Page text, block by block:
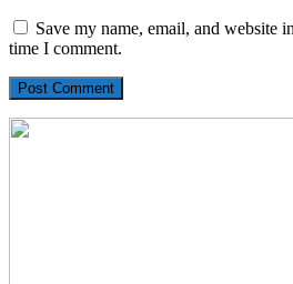
Save my name, email, and website
time I comment.